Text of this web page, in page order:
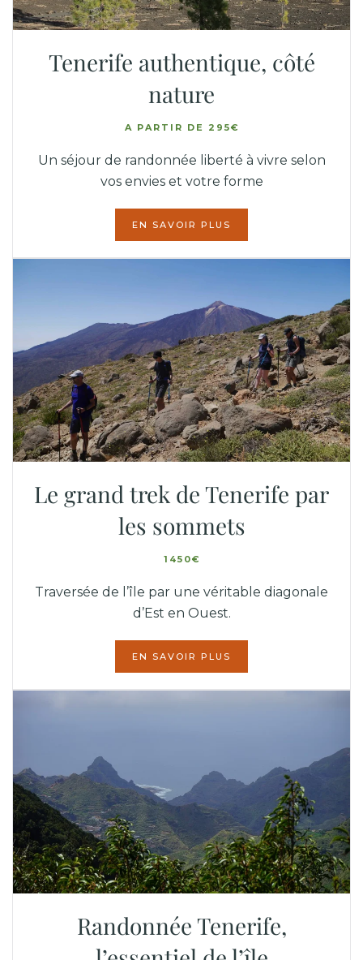
Tenerife authentique, côté
nature
A PARTIR DE 295€
Un séjour de randonnée liberté à vivre selon
vos envies et votre forme
EN SAVOIR PLUS
Le grand trek de Tenerife par
les sommets
1450€
Traversée de l’île par une véritable diagonale
d’Est en Ouest.
EN SAVOIR PLUS
Randonnée Tenerife,